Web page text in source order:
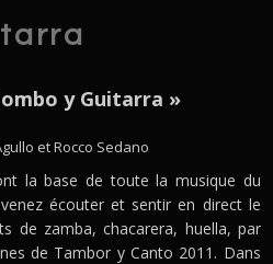
y Guitarra »
et Rocco Sedano
la base de toute la musique du
écouter et sentir en direct le
de zamba, chacarera, huella, par
de Tambor y Canto 2011. Dans